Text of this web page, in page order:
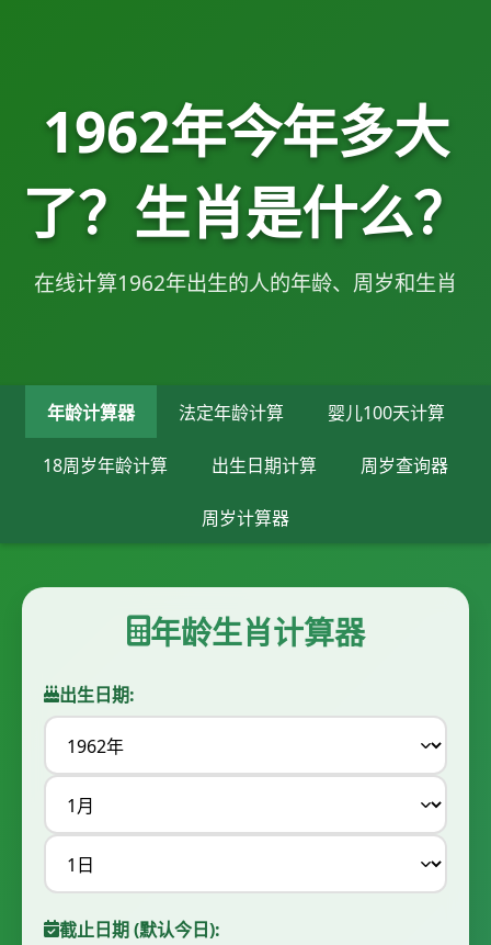
1962年今年多大
了？生肖是什么？
在线计算1962年出生的人的年龄、周岁和生肖
年龄计算器 法定年龄计算 婴儿100天计算
18周岁年龄计算 出生日期计算 周岁查询器
周岁计算器
年龄生肖计算器
出生日期:
截止日期 (默认今日):